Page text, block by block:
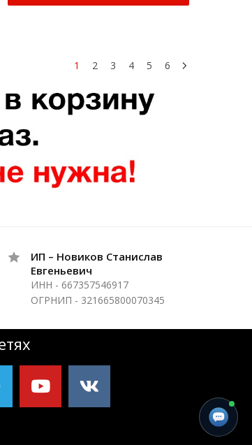
1 2 3 4 5 6
ИП – Новиков Станислав
Евгеньевич
ИНН - 667357546917
ОГРНИП - 321665800070345